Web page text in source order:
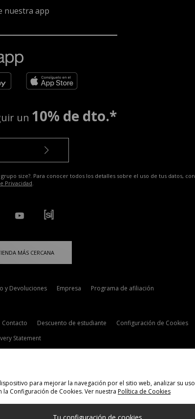
nuestra app
un 10% de dto.*
size?. Para conocer todos los detalles sobre el uso de tus datos,
Privacidad.
MÁS CERCANA
y Devoluciones Empresa Programa de afiliación
Contacto Descuento de estudiante
Configuración de Cookies
Statement
País
para mejorar la navegación por el sitio web, analizar su
Configuración de Cookies. Ver nuestra Política de Cookies